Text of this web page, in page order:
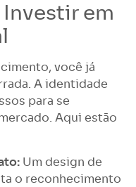
em
você já
A identidade
para se
Aqui estão
Um design de
o reconhecimento